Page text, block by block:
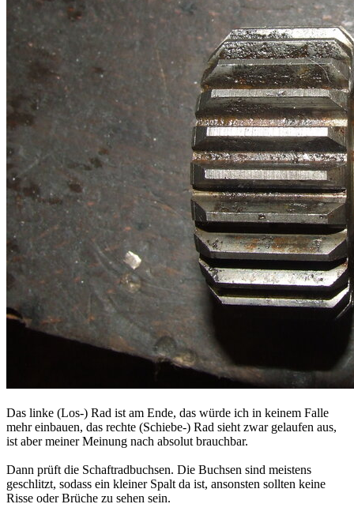
Das linke (Los-) Rad ist am Ende, das würde ich in keinem Falle
mehr einbauen, das rechte (Schiebe-) Rad sieht zwar gelaufen aus,
ist aber meiner Meinung nach absolut brauchbar.
Dann prüft die Schaftradbuchsen. Die Buchsen sind meistens
geschlitzt, sodass ein kleiner Spalt da ist, ansonsten sollten keine
Risse oder Brüche zu sehen sein.